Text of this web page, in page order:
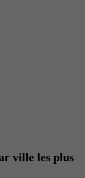
ville les plus